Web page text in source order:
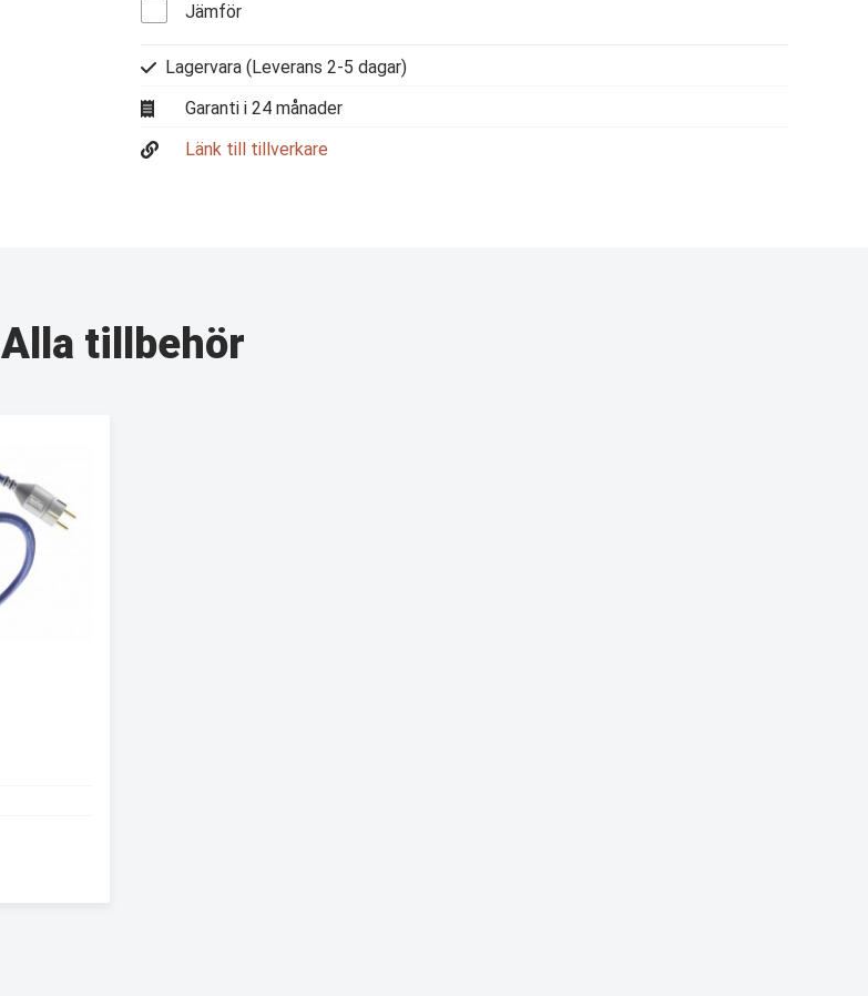
Jämför
Lagervara (Leverans 2-5 dagar)
Garanti i 24 månader
Länk till tillverkare
Alla tillbehör